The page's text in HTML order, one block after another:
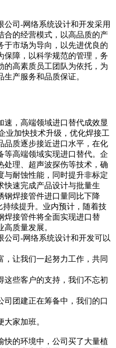
公司-网络系统设计和开发采用
合的经营模式，以高品质的产
于市场为导向，以先进优良的
保障，以科学规范的管理，务
的高素质员工团队为依托，为
产服务和品质保证。
速，高端领域进口替代成效显
业加快技术升级，优化焊接工
品质逐步接近进口水平，在化
等高端领域实现进口替代。企
处理、超声波探伤等技术，确
与耐蚀性能，同时提升非标定
快速完成产品设计与批量生
钢焊接管件进口量同比下降
持续提升。业内预计，随着技
焊接管件将全面实现进口替
质量发展。
公司-网络系统设计和开发可以
，让我们一起努力工作，共同
这些客户的支持，我们不忘初
司团建正在筹备中，我们的口
大家加班。
快的环境中，公司买了大量植